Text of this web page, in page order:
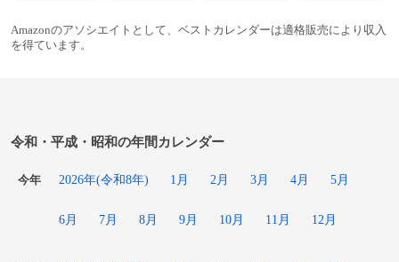
Amazonのアソシエイトとして、ベストカレンダーは適格販売により収入
を得ています。
令和・平成・昭和の年間カレンダー
今年 2026年(令和8年) 1月 2月 3月 4月 5月
6月 7月 8月 9月 10月 11月 12月